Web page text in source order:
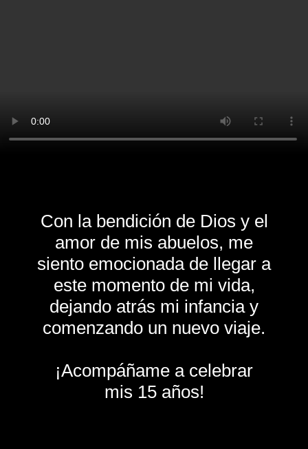
Con la bendición de Dios y el
amor de mis abuelos, me
siento emocionada de llegar a
este momento de mi vida,
dejando atrás mi infancia y
comenzando un nuevo viaje.
¡Acompáñame a celebrar
mis 15 años!